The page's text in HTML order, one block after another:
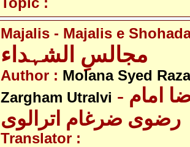
Majalis - Majalis e
مجالسِ الشہداء
Author : Molana Syed
Zargham Utralvi - مولانا سید رضا امام
رضوی ضرغام اترالوی
Translator :